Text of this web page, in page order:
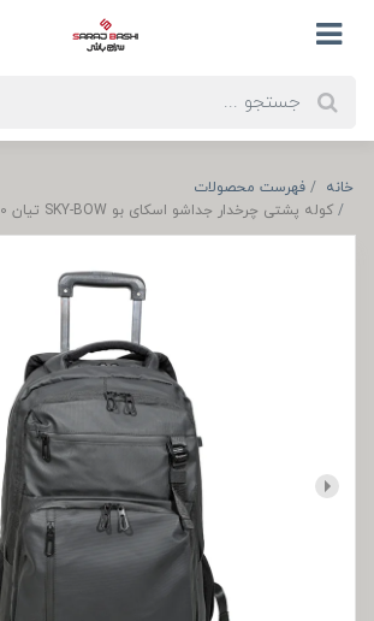
خانه
فهرست محصولات
کوله پشتی چرخدار جداشو اسکای بو SKY-BOW تیان S15740